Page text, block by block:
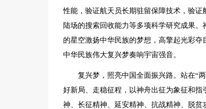
性能，验证航天员长期驻留保障技术，验
陆场的搜索回收能力等多项科学研究成果
的星空激扬中华民族的梦想，高擎起光彩
中华民族伟大复兴梦奏响宇宙强音。
复兴梦，照亮中国全面振兴路。站在“
好新局、走稳征程，以神舟出征为象征和
神、长征精神、延安精神、抗战精神、脱